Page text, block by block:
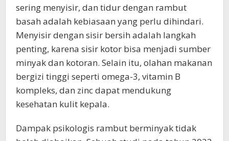
sering menyisir, dan tidur dengan rambut
basah adalah kebiasaan yang perlu dihindari.
Menyisir dengan sisir bersih adalah langkah
penting, karena sisir kotor bisa menjadi sumber
minyak dan kotoran. Selain itu, olahan makanan
bergizi tinggi seperti omega-3, vitamin B
kompleks, dan zinc dapat mendukung
kesehatan kulit kepala.
Dampak psikologis rambut berminyak tidak